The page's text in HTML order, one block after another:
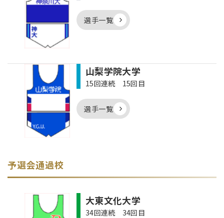
選手一覧
山梨学院大学
15回連続 15回目
選手一覧
予選会通過校
大東文化大学
34回連続 34回目